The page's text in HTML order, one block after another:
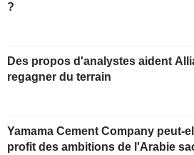
?
Des propos d'analystes aident
regagner du terrain
Yamama Cement Company peut-
profit des ambitions de l'Arabie